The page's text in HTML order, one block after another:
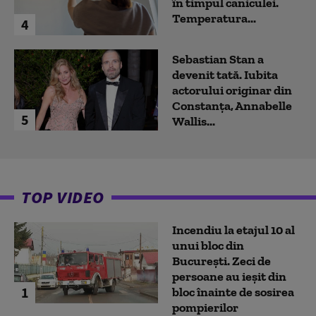
4
Temperatura...
5
Sebastian Stan a
devenit tată. Iubita
actorului originar din
Constanța, Annabelle
Wallis...
TOP VIDEO
1
Incendiu la etajul 10 al
unui bloc din
București. Zeci de
persoane au ieșit din
bloc înainte de sosirea
pompierilor